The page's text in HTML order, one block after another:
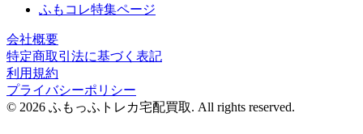
ふもコレ特集ページ
会社概要
特定商取引法に基づく表記
利用規約
プライバシーポリシー
© 2026 ふもっふトレカ宅配買取. All rights reserved.